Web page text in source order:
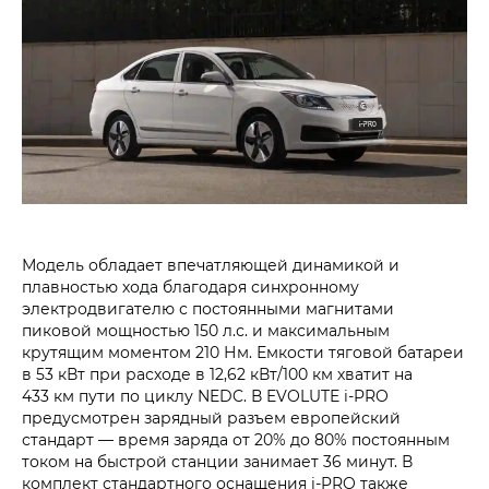
Модель обладает впечатляющей динамикой и
плавностью хода благодаря синхронному
электродвигателю с постоянными магнитами
пиковой мощностью 150 л.с. и максимальным
крутящим моментом 210 Нм. Емкости тяговой батареи
в 53 кВт при расходе в 12,62 кВт/100 км хватит на
433 км пути по циклу NEDC. В EVOLUTE i‑PRO
предусмотрен зарядный разъем европейский
стандарт — время заряда от 20% до 80% постоянным
током на быстрой станции занимает 36 минут. В
комплект стандартного оснащения i‑PRO также